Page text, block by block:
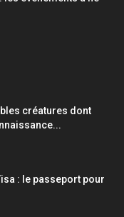
créatures dont
: le passeport pour